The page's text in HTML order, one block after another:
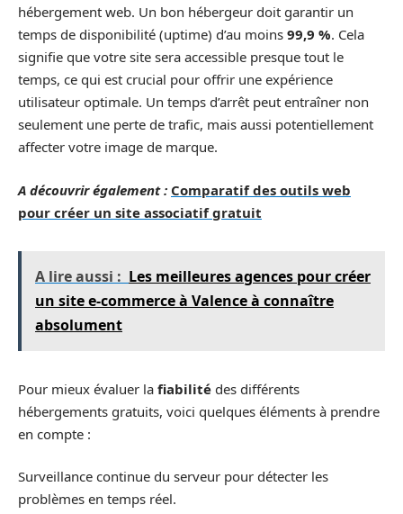
hébergement web. Un bon hébergeur doit garantir un
temps de disponibilité (uptime) d’au moins 99,9 %. Cela
signifie que votre site sera accessible presque tout le
temps, ce qui est crucial pour offrir une expérience
utilisateur optimale. Un temps d’arrêt peut entraîner non
seulement une perte de trafic, mais aussi potentiellement
affecter votre image de marque.
A découvrir également : Comparatif des outils web
pour créer un site associatif gratuit
A lire aussi : Les meilleures agences pour créer
un site e-commerce à Valence à connaître
absolument
Pour mieux évaluer la fiabilité des différents
hébergements gratuits, voici quelques éléments à prendre
en compte :
Surveillance continue du serveur pour détecter les
problèmes en temps réel.